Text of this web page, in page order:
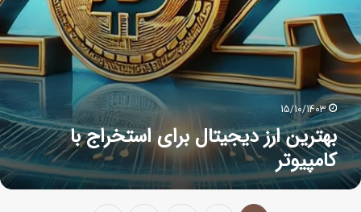
15/10/1403
بهترین ارز دیجیتال برای استخراج با
کامپیوتر